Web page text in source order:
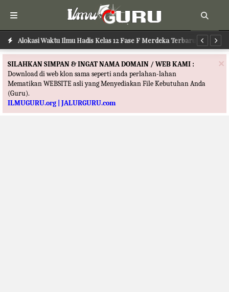
Alokasi Waktu Ilmu Hadis Kelas 12 Fase F Merdeka Terbaru
Alokasi Waktu Agama Kristen Kelas 12 Fase F Merdeka Terbaru
×
SILAHKAN SIMPAN & INGAT NAMA DOMAIN / WEB KAMI :
Download di web klon sama seperti anda perlahan-lahan
Mematikan WEBSITE asli yang Menyediakan File Kebutuhan Anda
(Guru).
ILMUGURU.org | JALURGURU.com